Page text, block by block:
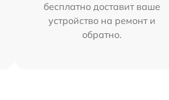
бесплатно доставит ваше
устройство на ремонт и
обратно.